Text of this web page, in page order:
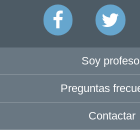
Soy
Preguntas
Contactar